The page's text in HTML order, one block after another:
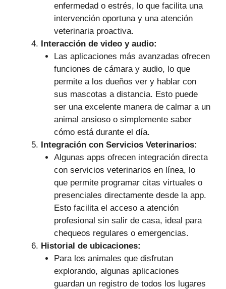
enfermedad o estrés, lo que facilita una
intervención oportuna y una atención
veterinaria proactiva.
Interacción de video y audio:
Las aplicaciones más avanzadas ofrecen
funciones de cámara y audio, lo que
permite a los dueños ver y hablar con
sus mascotas a distancia. Esto puede
ser una excelente manera de calmar a un
animal ansioso o simplemente saber
cómo está durante el día.
Integración con Servicios Veterinarios:
Algunas apps ofrecen integración directa
con servicios veterinarios en línea, lo
que permite programar citas virtuales o
presenciales directamente desde la app.
Esto facilita el acceso a atención
profesional sin salir de casa, ideal para
chequeos regulares o emergencias.
Historial de ubicaciones:
Para los animales que disfrutan
explorando, algunas aplicaciones
guardan un registro de todos los lugares